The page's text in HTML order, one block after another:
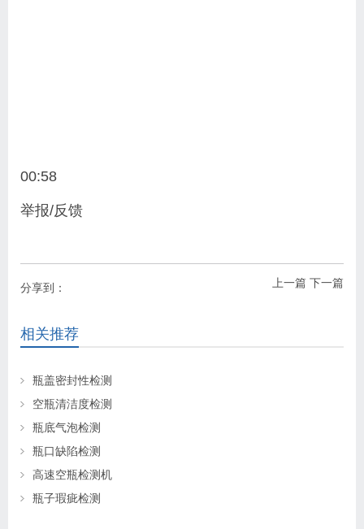
00:58
举报/反馈
上一篇 下一篇
分享到：
相关推荐
瓶盖密封性检测
空瓶清洁度检测
瓶底气泡检测
瓶口缺陷检测
高速空瓶检测机
瓶子瑕疵检测